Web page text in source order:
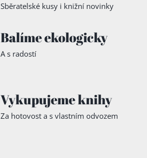
Sběratelské kusy i knižní novinky
Balíme ekologicky
A s radostí
Vykupujeme knihy
Za hotovost a s vlastním odvozem